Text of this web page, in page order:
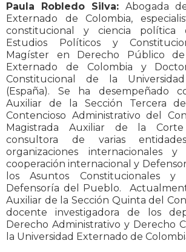
Paula Robledo Silva: Abogada
Externado de Colombia,
constitucional y ciencia
Estudios Políticos y
Magíster en Derecho Público de
Externado de Colombia y
Constitucional de la
(España). Se ha desempeñado
Auxiliar de la Sección Tercera
Contencioso Administrativo del
Magistrada Auxiliar de la Corte
consultora de varias
organizaciones internacionales y
cooperación internacional y
los Asuntos Constitucionales
Defensoría del Pueblo.
Auxiliar de la Sección Quinta del
docente investigadora de los
Derecho Administrativo y Derecho
la Universidad Externado de